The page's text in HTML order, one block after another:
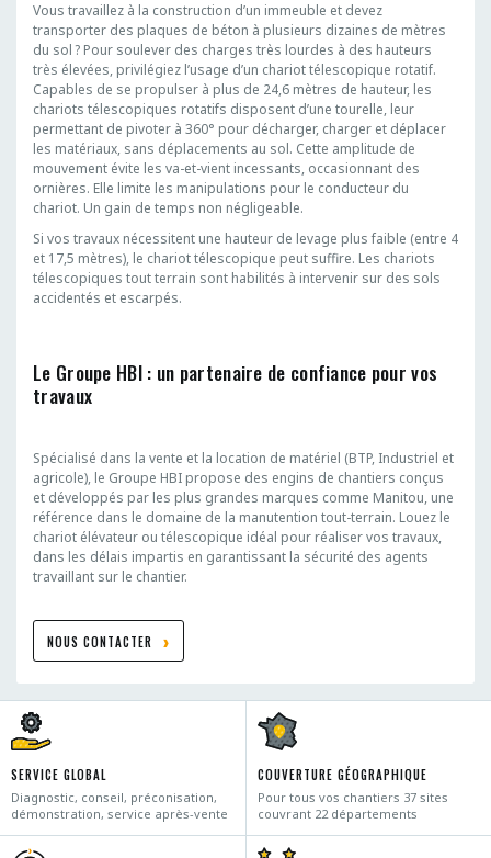
Vous travaillez à la construction d’un immeuble et devez
transporter des plaques de béton à plusieurs dizaines de mètres
du sol ? Pour soulever des charges très lourdes à des hauteurs
très élevées, privilégiez l’usage d’un chariot télescopique rotatif.
Capables de se propulser à plus de 24,6 mètres de hauteur, les
chariots télescopiques rotatifs disposent d’une tourelle, leur
permettant de pivoter à 360° pour décharger, charger et déplacer
les matériaux, sans déplacements au sol. Cette amplitude de
mouvement évite les va-et-vient incessants, occasionnant des
ornières. Elle limite les manipulations pour le conducteur du
chariot. Un gain de temps non négligeable.
Si vos travaux nécessitent une hauteur de levage plus faible (entre 4
et 17,5 mètres), le chariot télescopique peut suffire. Les chariots
télescopiques tout terrain sont habilités à intervenir sur des sols
accidentés et escarpés.
Le Groupe HBI : un partenaire de confiance pour vos
travaux
Spécialisé dans la vente et la location de matériel (BTP, Industriel et
agricole), le Groupe HBI propose des engins de chantiers conçus
et développés par les plus grandes marques comme Manitou, une
référence dans le domaine de la manutention tout-terrain. Louez le
chariot élévateur ou télescopique idéal pour réaliser vos travaux,
dans les délais impartis en garantissant la sécurité des agents
travaillant sur le chantier.
NOUS CONTACTER
SERVICE GLOBAL
Diagnostic, conseil, préconisation,
démonstration, service après-vente
COUVERTURE GÉOGRAPHIQUE
Pour tous vos chantiers 37 sites
couvrant 22 départements